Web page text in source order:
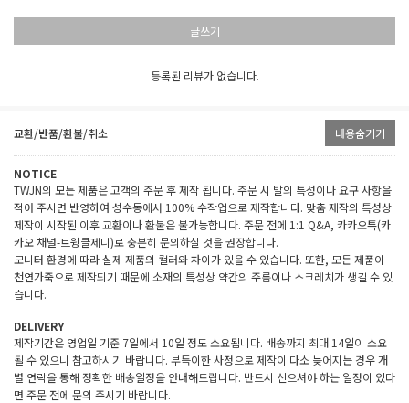
글쓰기
등록된 리뷰가 없습니다.
교환/반품/환불/취소 내용숨기기
NOTICE
TWJN의 모든 제품은 고객의 주문 후 제작 됩니다. 주문 시 발의 특성이나 요구 사항을
적어 주시면 반영하여 성수동에서 100% 수작업으로 제작합니다. 맞춤 제작의 특성상
제작이 시작된 이후 교환이나 환불은 불가능합니다. 주문 전에 1:1 Q&A, 카카오톡(카
카오 채널-트윙클제니)로 충분히 문의하실 것을 권장합니다.
모니터 환경에 따라 실제 제품의 컬러와 차이가 있을 수 있습니다. 또한, 모든 제품이
천연가죽으로 제작되기 때문에 소재의 특성상 약간의 주름이나 스크레치가 생길 수 있
습니다.
DELIVERY
제작기간은 영업일 기준 7일에서 10일 정도 소요됩니다. 배송까지 최대 14일이 소요
될 수 있으니 참고하시기 바랍니다. 부득이한 사정으로 제작이 다소 늦어지는 경우 개
별 연락을 통해 정확한 배송일정을 안내해드립니다. 반드시 신으셔야 하는 일정이 있다
면 주문 전에 문의 주시기 바랍니다.